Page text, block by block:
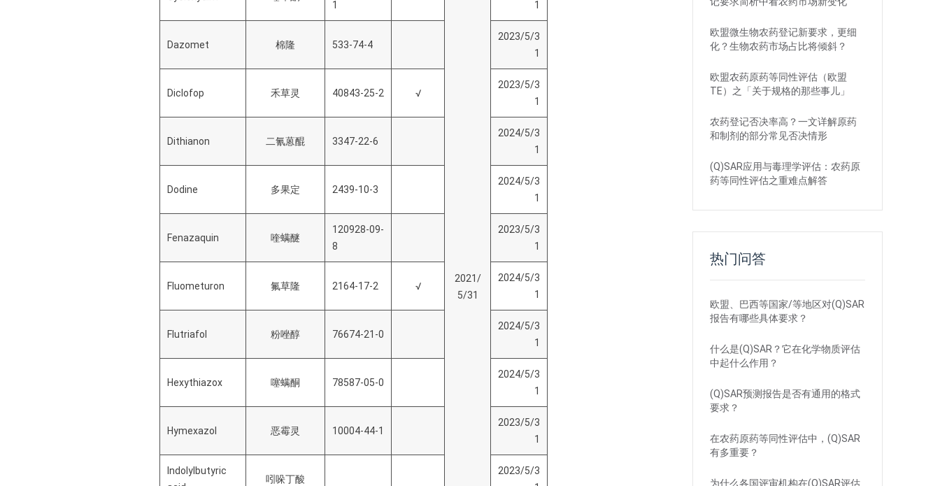
2021/
5/31
1
1
Dazomet 棉隆 533-74-4
2023/5/3
1
Diclofop 禾草灵 40843-25-2 √
2023/5/3
1
Dithianon 二氰蒽醌 3347-22-6
2024/5/3
1
Dodine 多果定 2439-10-3
2024/5/3
1
Fenazaquin 喹螨醚
120928-09-
8
2023/5/3
1
Fluometuron 氟草隆 2164-17-2 √
2024/5/3
1
Flutriafol 粉唑醇 76674-21-0
2024/5/3
1
Hexythiazox 噻螨酮 78587-05-0
2024/5/3
1
Hymexazol 恶霉灵 10004-44-1
2023/5/3
1
Indolylbutyric
吲哚丁酸
2023/5/3
欧盟微生物农药登记新要求，更细
化？生物农药市场占比将倾斜？
欧盟农药原药等同性评估（欧盟
TE）之「关于规格的那些事儿」
农药登记否决率高？一文详解原药
和制剂的部分常见否决情形
(Q)SAR应用与毒理学评估：农药原
药等同性评估之重难点解答
热门问答
欧盟、巴西等国家/等地区对(Q)SAR
报告有哪些具体要求？
什么是(Q)SAR？它在化学物质评估
中起什么作用？
(Q)SAR预测报告是否有通用的格式
要求？
在农药原药等同性评估中，(Q)SAR
有多重要？
为什么各国评审机构在(Q)SAR评估